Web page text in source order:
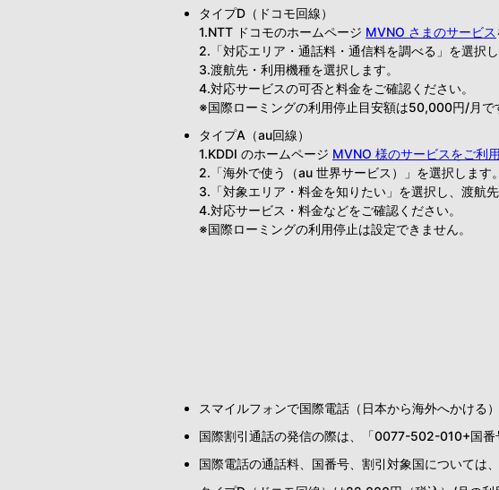
タイプD（ドコモ回線）
1.NTT ドコモのホームページ MVNO さまのサービス
2.「対応エリア・通話料・通信料を調べる」を選択し
3.渡航先・利用機種を選択します。
4.対応サービスの可否と料金をご確認ください。
※国際ローミングの利用停止目安額は50,000円/月で
タイプA（au回線）
1.KDDI のホームページ MVNO 様のサービスをご利
2.「海外で使う（au 世界サービス）」を選択します。
3.「対象エリア・料金を知りたい」を選択し、渡航
4.対応サービス・料金などをご確認ください。
※国際ローミングの利用停止は設定できません。
スマイルフォンで国際電話（日本から海外へかける
国際割引通話の発信の際は、「0077-502-010+国番
国際電話の通話料、国番号、割引対象国については